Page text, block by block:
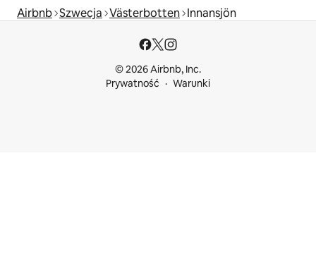
Airbnb Szwecja Västerbotten Innansjön
© 2026 Airbnb, Inc.
Prywatność
Warunki